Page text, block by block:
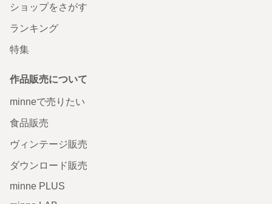
ショップをさがす
ランキング
特集
作品販売について
minneで売りたい
食品販売
ヴィンテージ販売
ダウンロード販売
minne PLUS